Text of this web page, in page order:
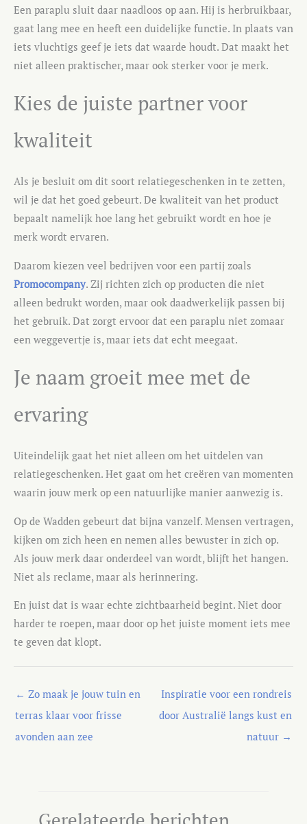
Een paraplu sluit daar naadloos op aan. Hij is herbruikbaar,
gaat lang mee en heeft een duidelijke functie. In plaats van
iets vluchtigs geef je iets dat waarde houdt. Dat maakt het
niet alleen praktischer, maar ook sterker voor je merk.
Kies de juiste partner voor
kwaliteit
Als je besluit om dit soort relatiegeschenken in te zetten,
wil je dat het goed gebeurt. De kwaliteit van het product
bepaalt namelijk hoe lang het gebruikt wordt en hoe je
merk wordt ervaren.
Daarom kiezen veel bedrijven voor een partij zoals
Promocompany. Zij richten zich op producten die niet
alleen bedrukt worden, maar ook daadwerkelijk passen bij
het gebruik. Dat zorgt ervoor dat een paraplu niet zomaar
een weggevertje is, maar iets dat echt meegaat.
Je naam groeit mee met de
ervaring
Uiteindelijk gaat het niet alleen om het uitdelen van
relatiegeschenken. Het gaat om het creëren van momenten
waarin jouw merk op een natuurlijke manier aanwezig is.
Op de Wadden gebeurt dat bijna vanzelf. Mensen vertragen,
kijken om zich heen en nemen alles bewuster in zich op.
Als jouw merk daar onderdeel van wordt, blijft het hangen.
Niet als reclame, maar als herinnering.
En juist dat is waar echte zichtbaarheid begint. Niet door
harder te roepen, maar door op het juiste moment iets mee
te geven dat klopt.
← Zo maak je jouw tuin en
terras klaar voor frisse
avonden aan zee
Inspiratie voor een rondreis
door Australië langs kust en
natuur →